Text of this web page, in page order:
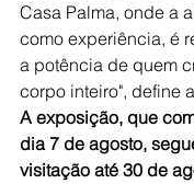
Casa Palma, onde a
como experiência, é
a potência de quem
corpo inteiro", define
A exposição, que
dia 7 de agosto,
visitação até 30 de